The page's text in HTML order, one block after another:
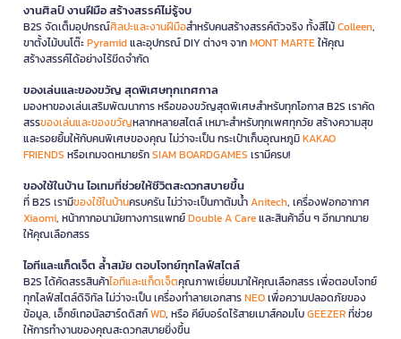
งานศิลป์ งานฝีมือ สร้างสรรค์ไม่รู้จบ
B2S จัดเต็มอุปกรณ์ศิลปะและงานฝีมือสำหรับคนสร้างสรรค์ตัวจริง ทั้งสีไม้Colleen,
ขาตั้งไม้บนโต๊ะPyramidและอุปกรณ์ DIY ต่างๆ จากMONT MARTEให้คุณ
สร้างสรรค์ได้อย่างไร้ขีดจำกัด
ของเล่นและของขวัญ สุดพิเศษทุกเทศกาล
มองหาของเล่นเสริมพัฒนาการ หรือของขวัญสุดพิเศษสำหรับทุกโอกาส B2S เราคัด
สรรของเล่นและของขวัญหลากหลายสไตล์ เหมาะสำหรับทุกเพศทุกวัย สร้างความสุข
และรอยยิ้มให้กับคนพิเศษของคุณ ไม่ว่าจะเป็น กระเป๋าเก็บอุณหภูมิKAKAO
FRIENDS หรือเกมจดหมายรักSIAM BOARDGAMES เรามีครบ!
ของใช้ในบ้าน ไอเทมที่ช่วยให้ชีวิตสะดวกสบายขึ้น
ที่ B2S เรามีของใช้ในบ้านครบครัน ไม่ว่าจะเป็นกาต้มน้ำAnitech, เครื่องฟอกอากาศ
Xiaomi, หน้ากากอนามัยทางการแพทย์Double A Careและสินค้าอื่น ๆ อีกมากมาย
ให้คุณเลือกสรร
ไอทีและแก็ดเจ็ต ล้ำสมัย ตอบโจทย์ทุกไลฟ์สไตล์
B2S ได้คัดสรรสินค้าไอทีและแก็ดเจ็ตคุณภาพเยี่ยมมาให้คุณเลือกสรร เพื่อตอบโจทย์
ทุกไลฟ์สไตล์ดิจิทัล ไม่ว่าจะเป็น เครื่องทำลายเอกสารNEOเพื่อความปลอดภัยของ
ข้อมูล, เอ็กซ์เทอนัลฮาร์ดดิสก์WD, หรือ คีย์บอร์ดไร้สายเมาส์คอมโบGEEZERที่ช่วย
ให้การทำงานของคุณสะดวกสบายยิ่งขึ้น